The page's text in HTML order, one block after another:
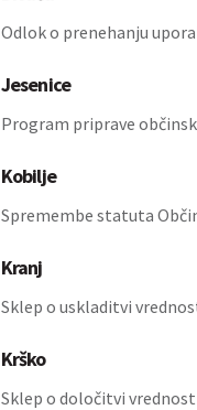
Odlok o prenehanju
Jesenice
Program priprave
Kobilje
Spremembe statuta
Kranj
Sklep o uskladitvi
Krško
Sklep o določitvi